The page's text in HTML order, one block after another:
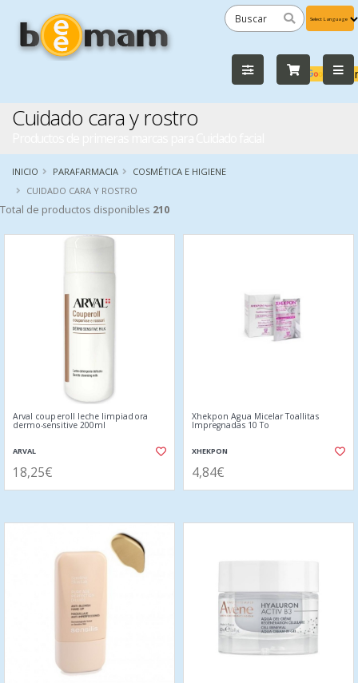
by
Cuidado cara y rostro
INICIO PARAFARMACIA
COSMÉTICA E HIGIENE
CUIDADO CARA Y ROSTRO
Total de productos disponibles 210
Arval couperoll leche limpiadora
dermo-sensitive 200ml
ARVAL
18,25€
Xhekpon Agua Micelar Toallitas
Impregnadas 10 To
XHEKPON
4,84€